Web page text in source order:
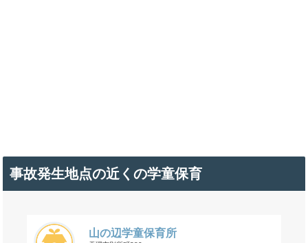
事故発生地点の近くの学童保育
山の辺学童保育所